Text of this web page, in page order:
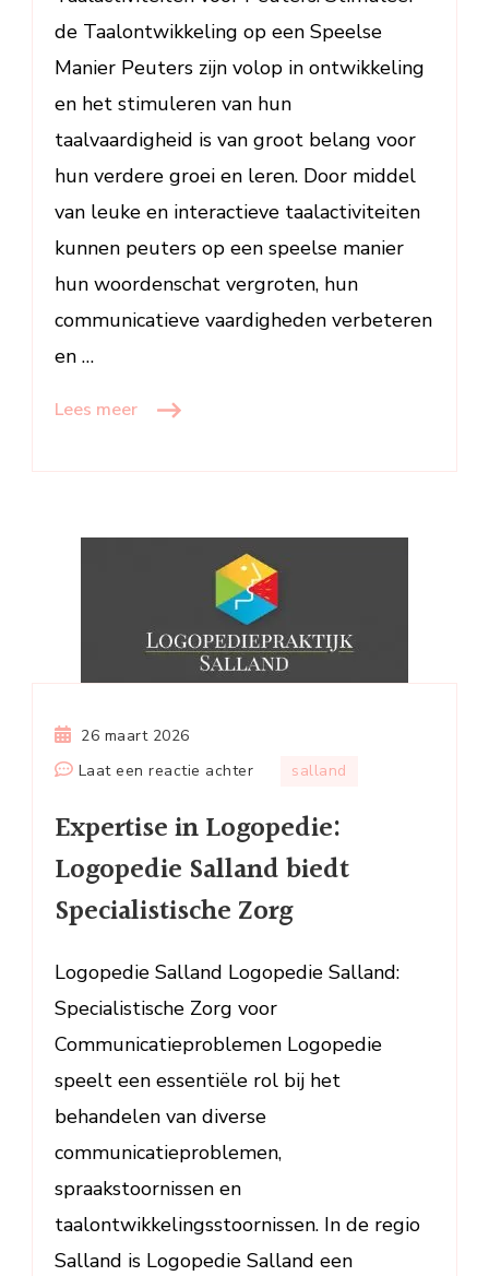
de Taalontwikkeling op een Speelse
Manier Peuters zijn volop in ontwikkeling
en het stimuleren van hun
taalvaardigheid is van groot belang voor
hun verdere groei en leren. Door middel
van leuke en interactieve taalactiviteiten
kunnen peuters op een speelse manier
hun woordenschat vergroten, hun
communicatieve vaardigheden verbeteren
en …
Lees meer
26 maart 2026
Laat een reactie achterop
in
Logopedie:
Logopedie
Salland
Specialistische
salland
Expertise in Logopedie:
Logopedie Salland biedt
Specialistische Zorg
Logopedie Salland Logopedie Salland:
Specialistische Zorg voor
Communicatieproblemen Logopedie
speelt een essentiële rol bij het
behandelen van diverse
communicatieproblemen,
spraakstoornissen en
taalontwikkelingsstoornissen. In de regio
Salland is Logopedie Salland een